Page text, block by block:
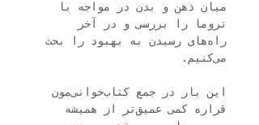
میان ذهن و بدن در مواجه با
تروما را بررسی و در آخر
راه‌های رسیدن به بهبود را بحث
می‌کنیم.
این بار در جمع کتاب‌خوانی‌مون
قراره کمی عمیق‌تر از همیشه